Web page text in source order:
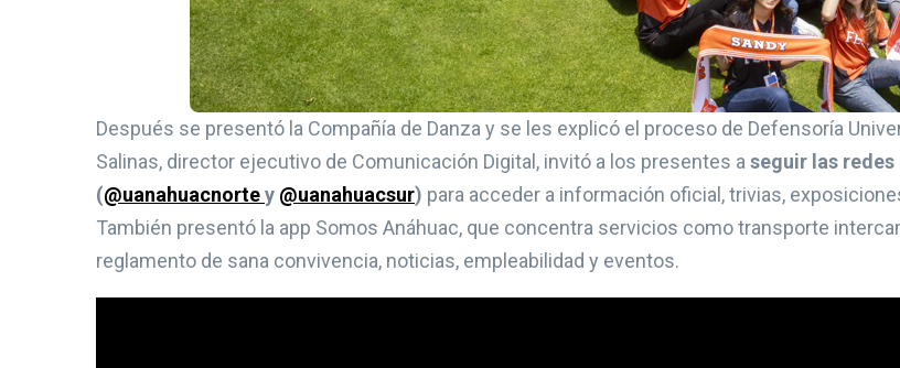
Después se presentó la Compañía de Danza y se les explicó el proceso de Defensoría
Salinas, director ejecutivo de Comunicación Digital, invitó a los presentes a seguir las
(@uanahuacnortey @uanahuacsur) para acceder a información oficial, trivias,
También presentó la app Somos Anáhuac, que concentra servicios como transporte
reglamento de sana convivencia, noticias, empleabilidad y eventos.